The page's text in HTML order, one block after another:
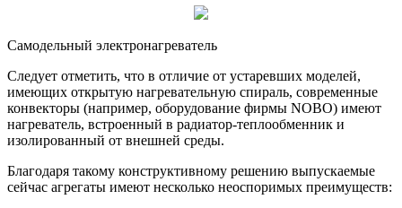
Самодельный электронагреватель
Следует отметить, что в отличие от устаревших моделей,
имеющих открытую нагревательную спираль, современные
конвекторы (например, оборудование фирмы NOBO) имеют
нагреватель, встроенный в радиатор-теплообменник и
изолированный от внешней среды.
Благодаря такому конструктивному решению выпускаемые
сейчас агрегаты имеют несколько неоспоримых преимуществ: